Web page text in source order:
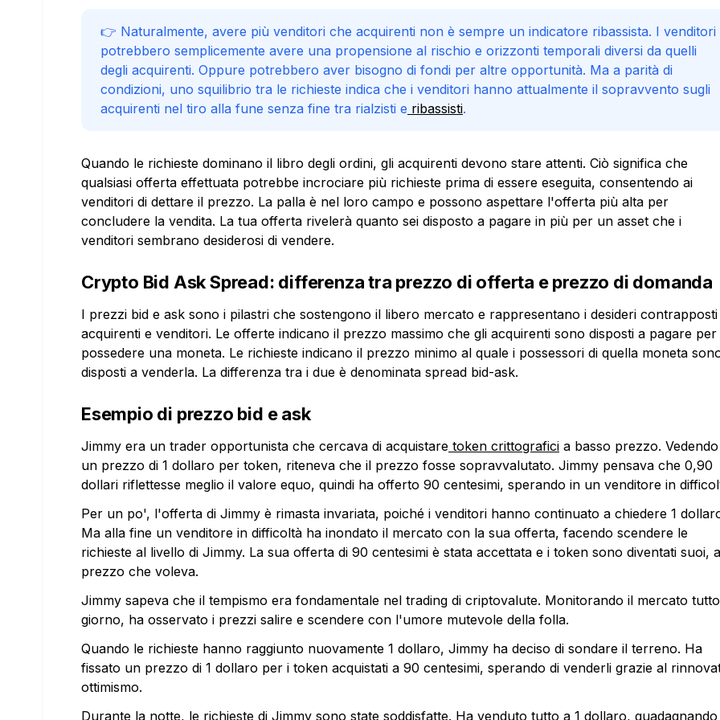
👉 Naturalmente, avere più venditori che acquirenti non è sempre un indicatore ribassista. I venditori
potrebbero semplicemente avere una propensione al rischio e orizzonti temporali diversi da quelli
degli acquirenti. Oppure potrebbero aver bisogno di fondi per altre opportunità. Ma a parità di
condizioni, uno squilibrio tra le richieste indica che i venditori hanno attualmente il sopravvento sugli
acquirenti nel tiro alla fune senza fine tra rialzisti e ribassisti.
Quando le richieste dominano il libro degli ordini, gli acquirenti devono stare attenti. Ciò significa che
qualsiasi offerta effettuata potrebbe incrociare più richieste prima di essere eseguita, consentendo ai
venditori di dettare il prezzo. La palla è nel loro campo e possono aspettare l'offerta più alta per
concludere la vendita. La tua offerta rivelerà quanto sei disposto a pagare in più per un asset che i
venditori sembrano desiderosi di vendere.
Crypto Bid Ask Spread: differenza tra prezzo di offerta e prezzo di domanda
I prezzi bid e ask sono i pilastri che sostengono il libero mercato e rappresentano i desideri contrapposti
acquirenti e venditori. Le offerte indicano il prezzo massimo che gli acquirenti sono disposti a pagare per
possedere una moneta. Le richieste indicano il prezzo minimo al quale i possessori di quella moneta
disposti a venderla. La differenza tra i due è denominata spread bid-ask.
Esempio di prezzo bid e ask
Jimmy era un trader opportunista che cercava di acquistare token crittografici a basso prezzo. Vedendo
un prezzo di 1 dollaro per token, riteneva che il prezzo fosse sopravvalutato. Jimmy pensava che 0,90
dollari riflettesse meglio il valore equo, quindi ha offerto 90 centesimi, sperando in un venditore in
Per un po', l'offerta di Jimmy è rimasta invariata, poiché i venditori hanno continuato a chiedere 1
Ma alla fine un venditore in difficoltà ha inondato il mercato con la sua offerta, facendo scendere le
richieste al livello di Jimmy. La sua offerta di 90 centesimi è stata accettata e i token sono diventati suoi,
prezzo che voleva.
Jimmy sapeva che il tempismo era fondamentale nel trading di criptovalute. Monitorando il mercato
giorno, ha osservato i prezzi salire e scendere con l'umore mutevole della folla.
Quando le richieste hanno raggiunto nuovamente 1 dollaro, Jimmy ha deciso di sondare il terreno. Ha
fissato un prezzo di 1 dollaro per i token acquistati a 90 centesimi, sperando di venderli grazie al
ottimismo.
Durante la notte, le richieste di Jimmy sono state soddisfatte. Ha venduto tutto a 1 dollaro, guadagnando